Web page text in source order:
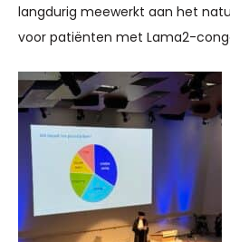
langdurig meewerkt aan het
voor patiënten met Lama2-